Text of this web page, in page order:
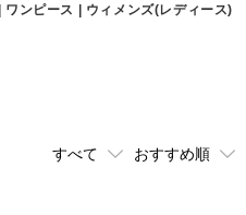
| ワンピース | ウィメンズ(レディース)